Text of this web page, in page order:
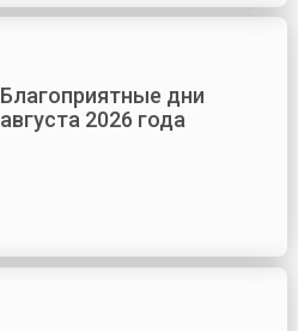
Благоприятные дни
августа 2026 года